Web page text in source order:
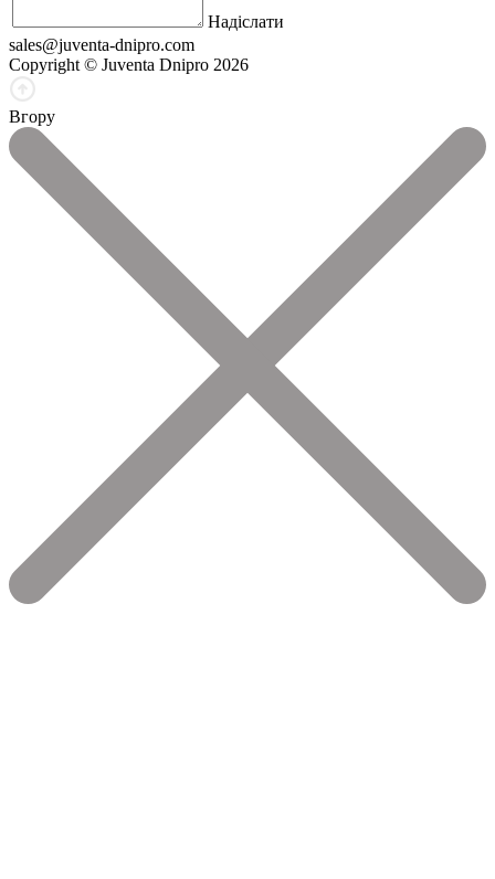
Надіслати
sales@juventa-dnipro.com
Copyright © Juventa Dnipro 2026
Вгору